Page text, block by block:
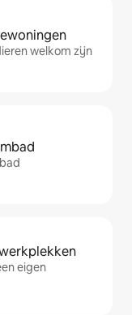
welkom zijn
eigen